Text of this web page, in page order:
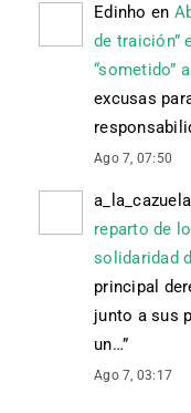
Edinho en
de traición”
“sometido”
excusas
Ago 7, 07:50
a_la_cazuela
reparto de
solidaridad
principal
junto a sus
un…”
Ago 7, 03:17